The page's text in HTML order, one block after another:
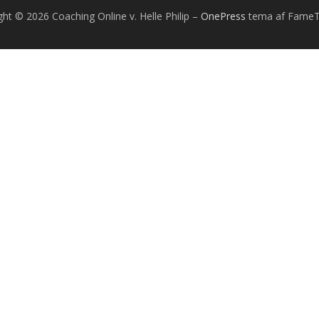
© 2026 Coaching Online v. Helle Philip – OnePress tema af